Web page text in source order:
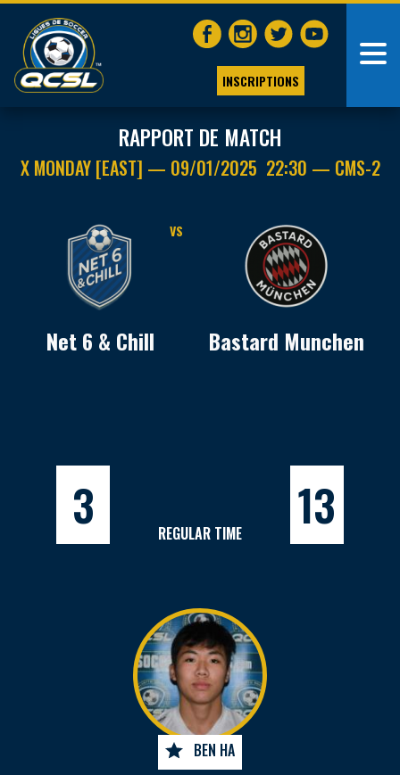
INSCRIPTIONS
RAPPORT DE MATCH
X MONDAY [EAST] — 09/01/2025 22:30 — CMS-2
Net 6 & Chill
VS
Bastard Munchen
3 REGULAR TIME 13
BEN HA